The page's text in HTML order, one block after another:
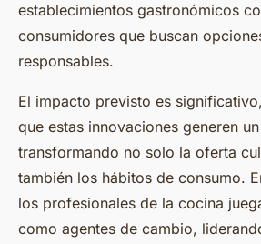
establecimientos gastronómicos
consumidores que buscan
responsables.
El impacto previsto es
que estas innovaciones generen
transformando no solo la oferta
también los hábitos de consumo.
los profesionales de la cocina
como agentes de cambio,